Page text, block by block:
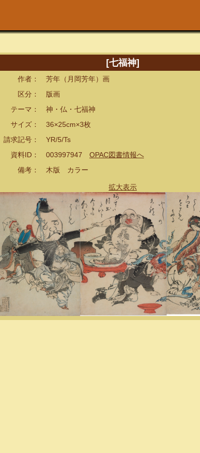
[七福神]
作者： 芳年（月岡芳年）画
区分： 版画
テーマ： 神・仏・七福神
サイズ： 36×25cm×3枚
請求記号： YR/5/Ts
資料ID： 003997947 OPAC図書情報へ
備考： 木版 カラー
拡大表示